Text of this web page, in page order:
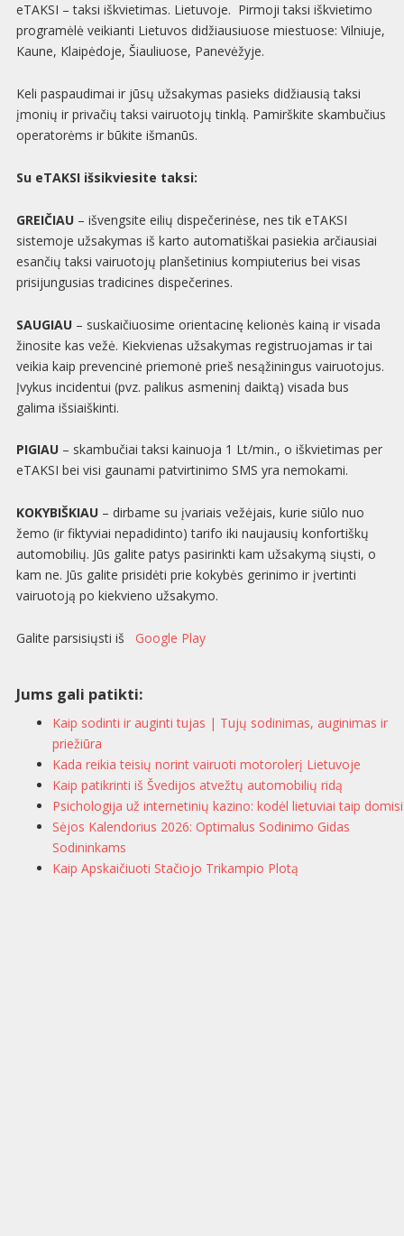
eTAKSI – taksi iškvietimas. Lietuvoje. Pirmoji taksi iškvietimo
programėlė veikianti Lietuvos didžiausiuose miestuose: Vilniuje,
Kaune, Klaipėdoje, Šiauliuose, Panevėžyje.
Keli paspaudimai ir jūsų užsakymas pasieks didžiausią taksi
įmonių ir privačių taksi vairuotojų tinklą. Pamirškite skambučius
operatorėms ir būkite išmanūs.
Su eTAKSI išsikviesite taksi:
GREIČIAU– išvengsite eilių dispečerinėse, nes tik eTAKSI
sistemoje užsakymas iš karto automatiškai pasiekia arčiausiai
esančių taksi vairuotojų planšetinius kompiuterius bei visas
prisijungusias tradicines dispečerines.
SAUGIAU– suskaičiuosime orientacinę kelionės kainą ir visada
žinosite kas vežė. Kiekvienas užsakymas registruojamas ir tai
veikia kaip prevencinė priemonė prieš nesąžiningus vairuotojus.
Įvykus incidentui (pvz. palikus asmeninį daiktą) visada bus
galima išsiaiškinti.
PIGIAU– skambučiai taksi kainuoja 1 Lt/min., o iškvietimas per
eTAKSI bei visi gaunami patvirtinimo SMS yra nemokami.
KOKYBIŠKIAU– dirbame su įvariais vežėjais, kurie siūlo nuo
žemo (ir fiktyviai nepadidinto) tarifo iki naujausių konfortiškų
automobilių. Jūs galite patys pasirinkti kam užsakymą siųsti, o
kam ne. Jūs galite prisidėti prie kokybės gerinimo ir įvertinti
vairuotoją po kiekvieno užsakymo.
Galite parsisiųsti iš Google Play
Jums gali patikti:
Kaip sodinti ir auginti tujas | Tujų sodinimas, auginimas ir
priežiūra
Kada reikia teisių norint vairuoti motorolerį Lietuvoje
Kaip patikrinti iš Švedijos atvežtų automobilių ridą
Psichologija už internetinių kazino: kodėl lietuviai taip
Sėjos Kalendorius 2026: Optimalus Sodinimo Gidas
Sodininkams
Kaip Apskaičiuoti Stačiojo Trikampio Plotą